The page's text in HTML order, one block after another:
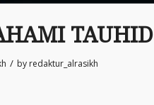
TAUHID
/ by redaktur_alrasikh